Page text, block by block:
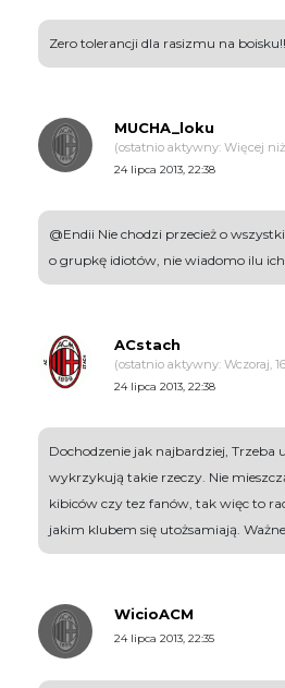
Zero tolerancji dla rasizmu na
MUCHA_loku
(ostatnio aktywny: Więcej niż
24 lipca 2013, 22:38
@Endii Nie chodzi przecież o
o grupkę idiotów, nie wiadomo ilu ich
ACstach
(ostatnio aktywny: Wczoraj,
24 lipca 2013, 22:38
Dochodzenie jak najbardziej, Trzeba
wykrzykują takie rzeczy. Nie
kibiców czy tez fanów, tak więc to
jakim klubem się utożsamiają.
WicioACM
24 lipca 2013, 22:35